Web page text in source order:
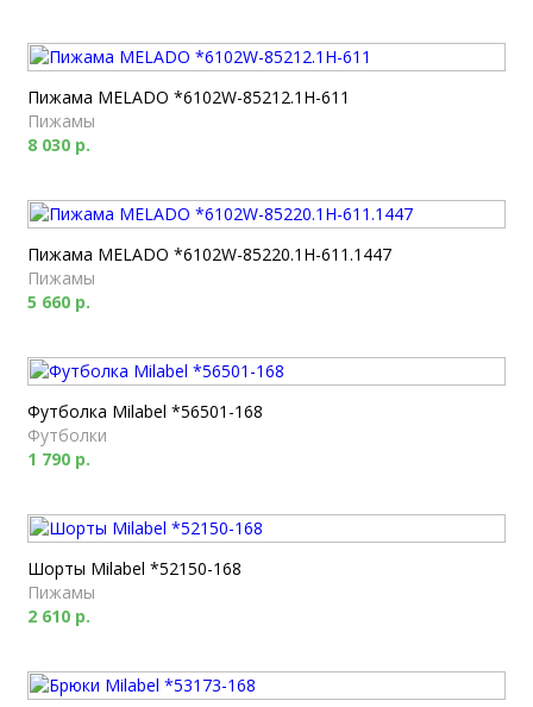
Пижама MELADO *6102W-85212.1H-611
Пижамы
8 030 р.
Пижама MELADO *6102W-85220.1H-611.1447
Пижамы
5 660 р.
Футболка Milabel *56501-168
Футболки
1 790 р.
Шорты Milabel *52150-168
Пижамы
2 610 р.